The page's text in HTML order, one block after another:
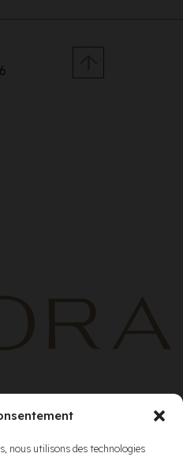
nous utilisons des technologies
de-Boulogne, Laval QCH7N 0J7